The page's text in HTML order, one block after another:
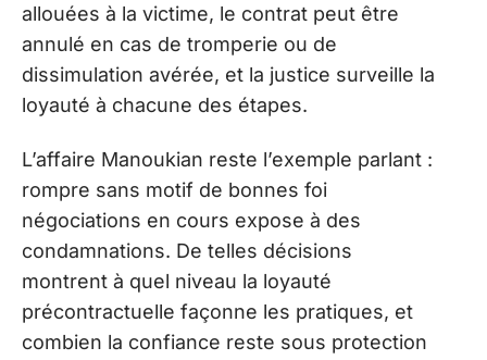
allouées à la victime, le contrat peut être
annulé en cas de tromperie ou de
dissimulation avérée, et la justice surveille la
loyauté à chacune des étapes.
L’affaire Manoukian reste l’exemple parlant :
rompre sans motif de bonnes foi
négociations en cours expose à des
condamnations. De telles décisions
montrent à quel niveau la loyauté
précontractuelle façonne les pratiques, et
combien la confiance reste sous protection